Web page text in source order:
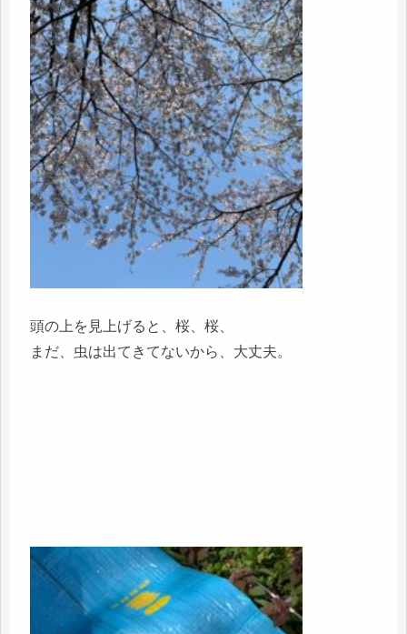
頭の上を見上げると、桜、桜、
まだ、虫は出てきてないから、大丈夫。